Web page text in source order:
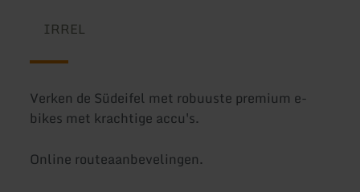
IRREL
Verken de Südeifel met robuuste premium e-
bikes met krachtige accu's.
Online routeaanbevelingen.